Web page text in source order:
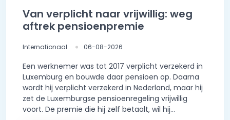
Van verplicht naar vrijwillig: weg
aftrek pensioenpremie
Internationaal 06-08-2026
Een werknemer was tot 2017 verplicht verzekerd in
Luxemburg en bouwde daar pensioen op. Daarna
wordt hij verplicht verzekerd in Nederland, maar hij
zet de Luxemburgse pensioenregeling vrijwillig
voort. De premie die hij zelf betaalt, wil hij...